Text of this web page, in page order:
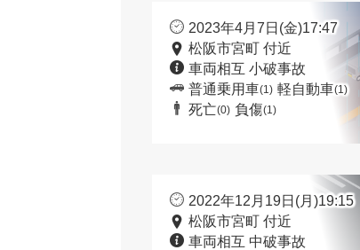
2023年4月7日(金)17:47
松阪市宮町 付近
車両相互 小破事故
普通乗用車(1) 軽自動車(1)
死亡(0) 負傷(1)
2022年12月19日(月)19:15
松阪市宮町 付近
車両相互 中破事故